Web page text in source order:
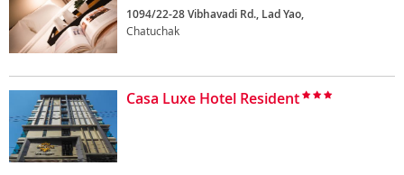
1094/22-28 Vibhavadi Rd., Lad Yao,
Chatuchak
Casa Luxe Hotel Resident